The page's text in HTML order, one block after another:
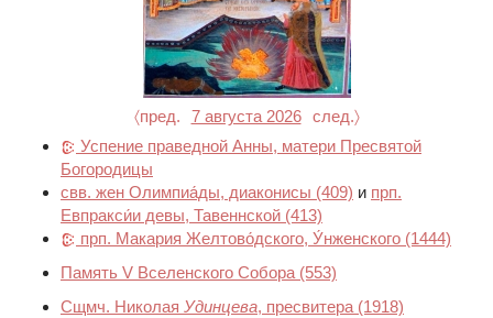
〈пред. 7 августа 2026
след.〉
Успение праведной Анны, матери Пресвятой
Богородицы
свв. жен Олимпиа́ды, диаконисы (409) и прп.
Евпракси́и девы, Тавеннской (413)
прп. Макария Желтово́дского, У́нженского (1444)
Память V Вселенского Собора (553)
Сщмч. Николая Удинцева, пресвитера (1918)